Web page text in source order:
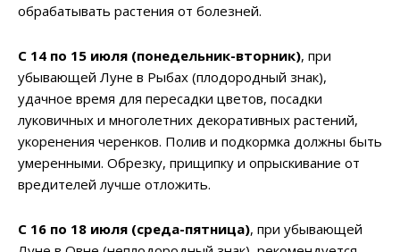
обрабатывать растения от болезней.
С 14 по 15 июля (понедельник-вторник), при
убывающей Луне в Рыбах (плодородный знак),
удачное время для пересадки цветов, посадки
луковичных и многолетних декоративных растений,
укоренения черенков. Полив и подкормка должны быть
умеренными. Обрезку, прищипку и опрыскивание от
вредителей лучше отложить.
С 16 по 18 июля (среда-пятница), при убывающей